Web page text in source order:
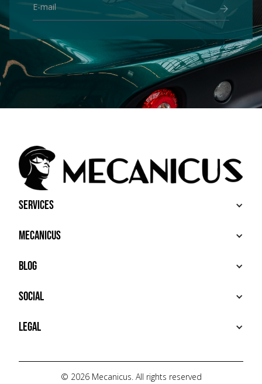
Services
BUY
SELL
ADDITIONAL SERVICES
Mecanicus
ABOUT
HOUSE MECANICUS
CONTACT
Blog
NEWS
VIDÉOS
Social
INSTAGRAM
TIKTOK
YOUTUBE
Legal
PRIVACY POLICY
© 2026 Mecanicus. All rights reserved